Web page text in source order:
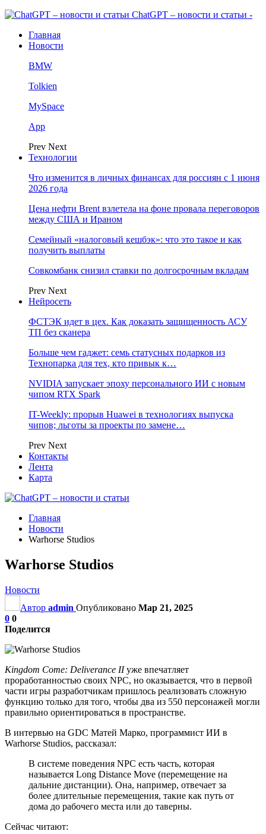
ChatGPT – новости и статьи -
Главная
Новости
BMW
Tolkien
MySpace
App
Prev Next
Технологии
Что изменится в личных финансах для россиян с 1 июня
2026 года
Цена нефти Brent взлетела на фоне провала переговоров
между США и Ираном
Семейный «налоговый кешбэк»: что это такое и как
получить выплаты
Совкомбанк снизил ставки по долгосрочным вкладам
Prev Next
Нейросеть
ФСТЭК идет в цех. Как доказать защищенность АСУ
ТП без сканера
Больше чем гаджет: семь статусных подарков из
Технопарка для тех, кто привык к…
NVIDIA запускает эпоху персонального ИИ с новым
чипом RTX Spark
IT-Weekly: прорыв Huawei в технологиях выпуска
чипов; льготы за проекты по замене…
Prev Next
Контакты
Лента
Карта
Главная
Новости
Warhorse Studios
Warhorse Studios
Новости
Автор admin Опубликовано Мар 21, 2025
0 0
Поделится
Kingdom Come: Deliverance IIуже впечатляет
проработанностью своих NPC, но оказывается, что в первой
части игры разработчикам пришлось реализовать сложную
функцию только для того, чтобы два из 550 персонажей могли
правильно ориентироваться в пространстве.
В интервью на GDC Матей Марко, программист ИИ в
Warhorse Studios, рассказал:
В системе поведения NPC есть часть, которая
называется Long Distance Move (перемещение на
дальние дистанции). Она, например, отвечает за
более длительные перемещения, такие как путь от
дома до рабочего места или до таверны.
Сейчас читают: